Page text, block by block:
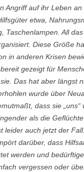
Angriff auf ihr Leben an
etwa,
Taschenlampen. All
Diese Größe
in anderen Krisen
gezeigt für
Das hat aber längst
wurde über
dass sie „uns“
als die
leider auch jetzt der
darüber, dass
werden und
vergessen oder